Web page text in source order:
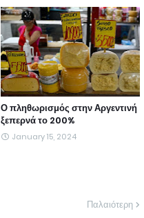
Ο πληθωρισμός στην Αργεντινή
ξεπερνά το 200%
January 15, 2024
Παλαιότερη